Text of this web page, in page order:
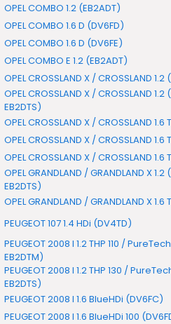
OPEL COMBO 1.2 (EB2ADT)
OPEL COMBO 1.6 D (DV6FD)
OPEL COMBO 1.6 D (DV6FE)
OPEL COMBO E 1.2 (EB2ADT)
OPEL CROSSLAND X / CROSSLAND
OPEL CROSSLAND X / CROSSLAND
EB2DTS)
OPEL CROSSLAND X / CROSSLAND
OPEL CROSSLAND X / CROSSLAND
OPEL CROSSLAND X / CROSSLAND
OPEL GRANDLAND / GRANDLAND X
EB2DTS)
OPEL GRANDLAND / GRANDLAND X
PEUGEOT 107 1.4 HDi (DV4TD)
PEUGEOT 2008 I 1.2 THP 110 /
EB2DTM)
PEUGEOT 2008 I 1.2 THP 130 /
EB2DTS)
PEUGEOT 2008 I 1.6 BlueHDi (DV6FC)
PEUGEOT 2008 I 1.6 BlueHDi 100